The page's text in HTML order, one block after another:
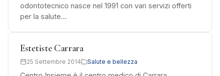
odontotecnico nasce nel 1991 con vari servizi offerti
per la salute…
Estetiste Carrara
25 Settembre 2014 Salute e bellezza